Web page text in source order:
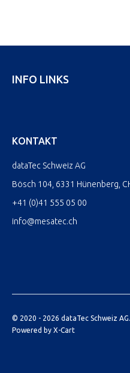
INFO LINKS
KONTAKT
dataTec Schweiz AG
Bösch 104, 6331 Hünenberg,
+41 (0)41 555 05 00
info@mesatec.ch
© 2020 - 2026 dataTec Schweiz
Powered by X-Cart